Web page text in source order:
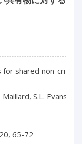
shared non-
S.L. Evans
65-72